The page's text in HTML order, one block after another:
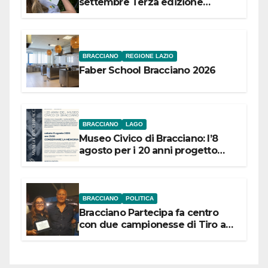
settembre Terza edizione
BRACCIANO REGIONE LAZIO
Faber School Bracciano 2026
BRACCIANO LAGO
Museo Civico di Bracciano: l’8
agosto per i 20 anni progetto
BRACCIANO POLITICA
Bracciano Partecipa fa centro
con due campionesse di Tiro a